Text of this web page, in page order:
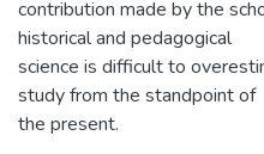
contribution made by the
historical and pedagogical
science is difficult to
study from the standpoint of
the present.